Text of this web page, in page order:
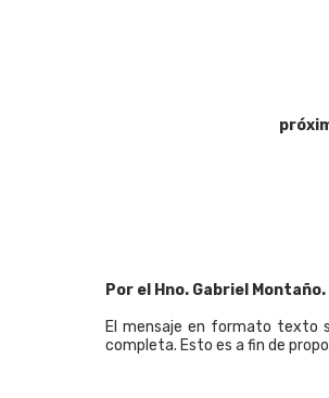
Por el Hno. Gabriel Montaño.
El mensaje en formato texto
completa. Esto es a fin de